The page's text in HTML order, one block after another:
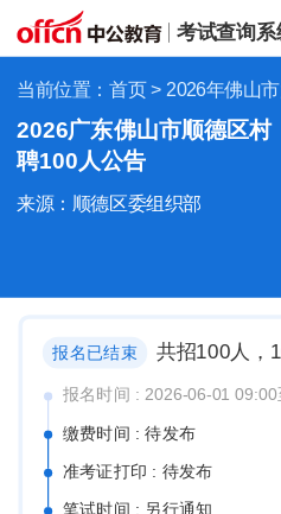
考试查询系
当前位置： 首页> 2026年佛山
2026广东佛山市顺德区
聘100人公告
来源：顺德区委组织部
报名已结束 共招100人，
报名时间 : 2026-06-01
缴费时间 : 待发布
准考证打印 : 待发布
笔试时间 : 另行通知